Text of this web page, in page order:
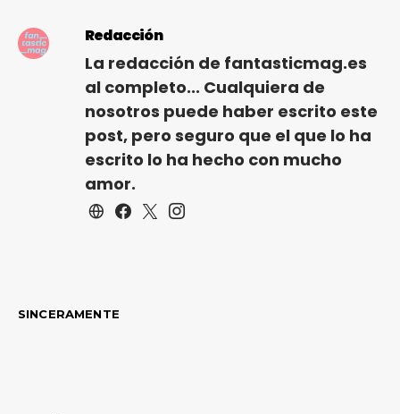
Redacción
La redacción de fantasticmag.es
al completo... Cualquiera de
nosotros puede haber escrito este
post, pero seguro que el que lo ha
escrito lo ha hecho con mucho
amor.
SINCERAMENTE